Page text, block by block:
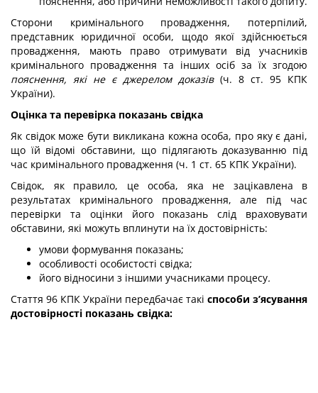
Сторони кримінального провадження, потерпілий,
представник юридичної особи, щодо якої здійснюється
провадження, мають право отримувати від учасників
кримінального провадження та інших осіб за їх згодою
пояснення, які не є джерелом доказів(ч. 8 ст. 95 КПК
України).
Оцінка та перевірка показань свідка
Як свідок може бути викликана кожна особа, про яку є дані,
що їй відомі обставини, що підлягають доказуванню під
час кримінального провадження (ч. 1 ст. 65 КПК України).
Свідок, як правило, це особа, яка не зацікавлена в
результатах кримінального провадження, але під час
перевірки та оцінки його показань слід враховувати
обставини, які можуть вплинути на їх достовірність:
умови формування показань;
особливості особистості свідка;
його відносини з іншими учасниками процесу.
Стаття 96 КПК України передбачає такі способи з’ясування
достовірності показань свідка: